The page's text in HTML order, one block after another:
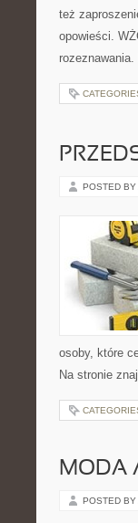
też
opowieści.
POSTED BY
osoby, które
Na stronie
MODA
POSTED BY